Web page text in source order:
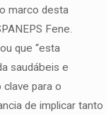
marco desta
Fene.
que “esta
saudábeis e
para o
de implicar tanto